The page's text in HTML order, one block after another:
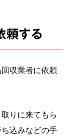
頼する
収業者に依頼
りに来てもら
込みなどの手